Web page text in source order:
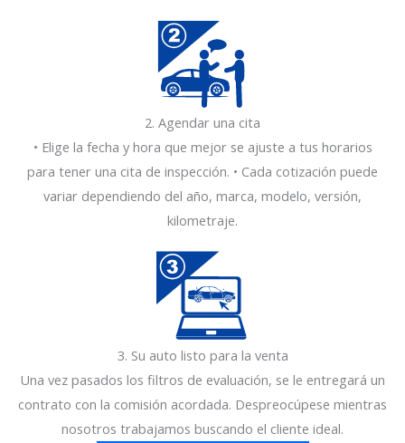
2. Agendar una cita
• Elige la fecha y hora que mejor se ajuste a tus horarios
para tener una cita de inspección. • Cada cotización puede
variar dependiendo del año, marca, modelo, versión,
kilometraje.
3. Su auto listo para la venta
Una vez pasados los filtros de evaluación, se le entregará un
contrato con la comisión acordada. Despreocúpese mientras
nosotros trabajamos buscando el cliente ideal.